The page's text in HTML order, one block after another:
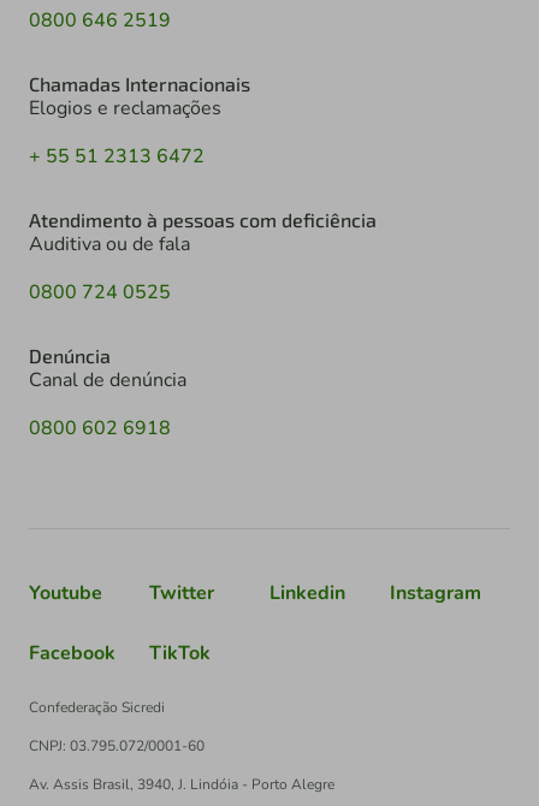
0800 646 2519
Chamadas Internacionais
Elogios e reclamações
+ 55 51 2313 6472
Atendimento à pessoas com deficiência
Auditiva ou de fala
0800 724 0525
Denúncia
Canal de denúncia
0800 602 6918
Youtube Twitter Linkedin Instagram
Facebook TikTok
Confederação Sicredi
CNPJ: 03.795.072/0001-60
Av. Assis Brasil, 3940, J. Lindóia - Porto Alegre